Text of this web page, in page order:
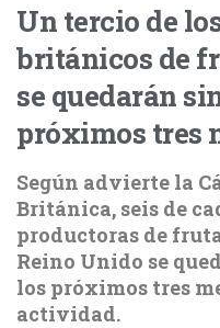
Un tercio de
británicos de
se quedarán
próximos tres
Según advierte la
Británica, seis de
productoras de
Reino Unido se
los próximos tres
actividad.